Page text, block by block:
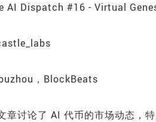
AI Dispatch #16 - Virtual
，BlockBeats
章讨论了 AI 代币的市场动态，